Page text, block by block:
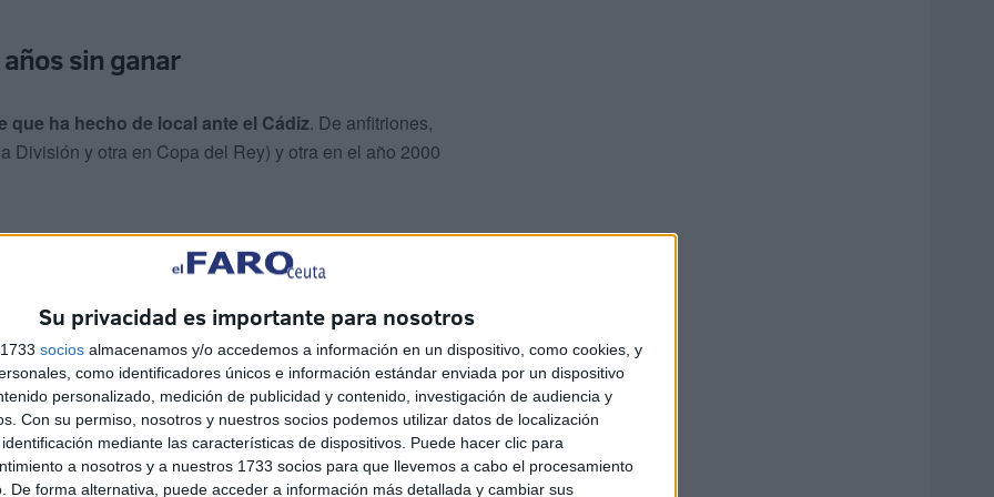
Su privacidad es importante para nosotros
socios almacenamos y/o accedemos a información en un dispositivo, como cookies, y
como identificadores únicos e información estándar enviada por un dispositivo
personalizado, medición de publicidad y contenido, investigación de audiencia y
Con su permiso, nosotros y nuestros socios podemos utilizar datos de localización
mediante las características de dispositivos. Puede hacer clic para
a nosotros y a nuestros 1733 socios para que llevemos a cabo el procesamiento
De forma alternativa, puede acceder a información más detallada y cambiar sus
sin ganar
que ha hecho de local ante el Cádiz. De anfitriones,
División y otra en Copa del Rey) y otra en el año 2000
el Ceuta se impuso con goles de Ortiz, Kubalito Y
en Segunda División.
fue en Copa del Rey y por 2-0.Aquel
que los caballas se la llevarán por un 3-2 global.